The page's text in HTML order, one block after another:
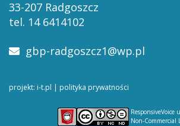
33-207 Radgoszcz
tel. 14 6414102
gbp-radgoszcz1@wp.pl
projekt: i-t.pl | polityka prywatności
ResponsiveVoice
Non-Commercial